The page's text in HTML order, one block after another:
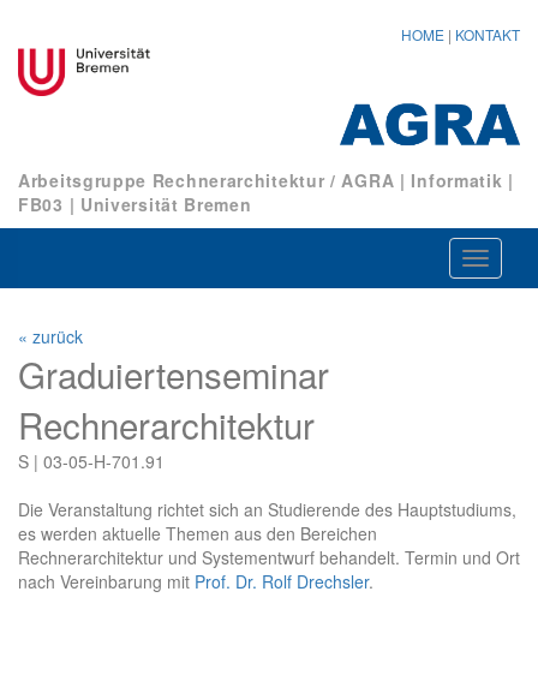
HOME | KONTAKT
Arbeitsgruppe Rechnerarchitektur / AGRA | Informatik |
FB03 | Universität Bremen
ein-/
« zurück
Graduiertenseminar
Rechnerarchitektur
S | 03-05-H-701.91
Die Veranstaltung richtet sich an Studierende des Hauptstudiums,
es werden aktuelle Themen aus den Bereichen
Rechnerarchitektur und Systementwurf behandelt. Termin und Ort
nach Vereinbarung mit Prof. Dr. Rolf Drechsler.